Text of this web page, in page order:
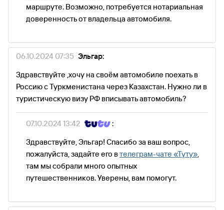
маршруте. Возможно, потребуется нотариальная
доверенность от владельца автомобиля.
06.10.2024 07:35 Эльгар:
Здравствуйте ,хочу на своём автомобиле поехать в
Россию с Туркменистана через Казахстан. Нужно ли в
туристическую визу РФ вписывать автомобиль?
07.10.2024 13:42
:
Здравствуйте, Эльгар! Спасибо за ваш вопрос,
пожалуйста, задайте его втелеграм-чате «Туту»,
там мы собрали много опытных
путешественников. Уверены, вам помогут.